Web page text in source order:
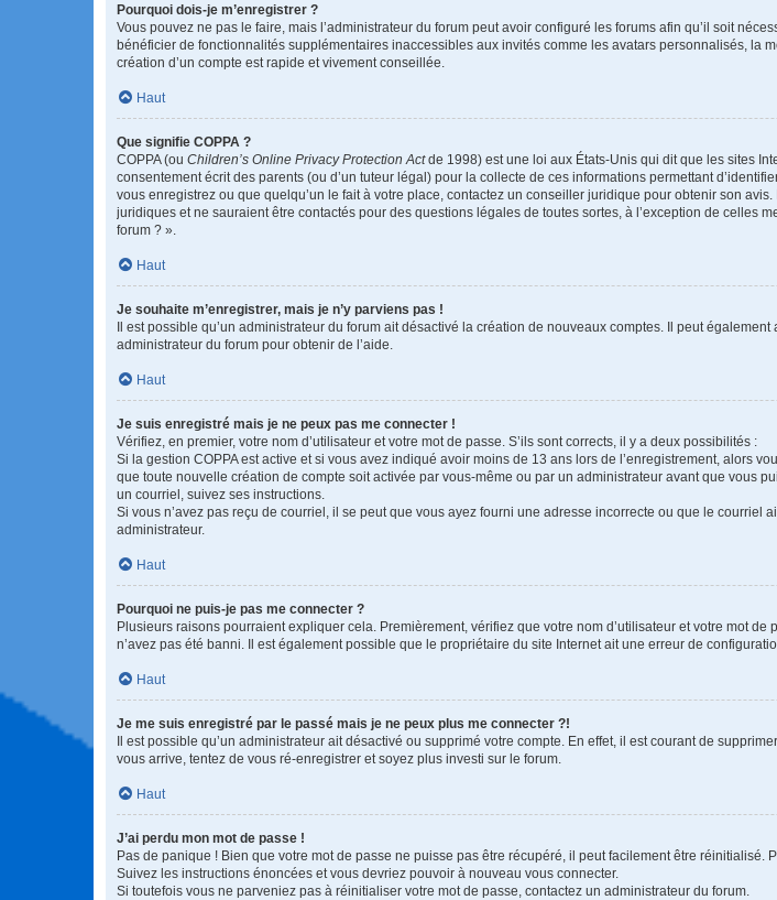
Pourquoi dois-je m’enregistrer ?
Vous pouvez ne pas le faire, mais l’administrateur du forum peut avoir configuré les forums afin qu’il soit
bénéficier de fonctionnalités supplémentaires inaccessibles aux invités comme les avatars personnalisés, la
création d’un compte est rapide et vivement conseillée.
Haut
Que signifie COPPA ?
COPPA (ou Children’s Online Privacy Protection Actde 1998) est une loi aux États-Unis qui dit que les sites
consentement écrit des parents (ou d’un tuteur légal) pour la collecte de ces informations permettant
vous enregistrez ou que quelqu’un le fait à votre place, contactez un conseiller juridique pour obtenir son
juridiques et ne sauraient être contactés pour des questions légales de toutes sortes, à l’exception de
forum ? ».
Haut
Je souhaite m’enregistrer, mais je n’y parviens pas !
Il est possible qu’un administrateur du forum ait désactivé la création de nouveaux comptes. Il peut
administrateur du forum pour obtenir de l’aide.
Haut
Je suis enregistré mais je ne peux pas me connecter !
Vérifiez, en premier, votre nom d’utilisateur et votre mot de passe. S’ils sont corrects, il y a deux possibilités :
Si la gestion COPPA est active et si vous avez indiqué avoir moins de 13 ans lors de l’enregistrement, alors
que toute nouvelle création de compte soit activée par vous-même ou par un administrateur avant que vous
un courriel, suivez ses instructions.
Si vous n’avez pas reçu de courriel, il se peut que vous ayez fourni une adresse incorrecte ou que le courriel
administrateur.
Haut
Pourquoi ne puis-je pas me connecter ?
Plusieurs raisons pourraient expliquer cela. Premièrement, vérifiez que votre nom d’utilisateur et votre mot
n’avez pas été banni. Il est également possible que le propriétaire du site Internet ait une erreur de
Haut
Je me suis enregistré par le passé mais je ne peux plus me connecter ?!
Il est possible qu’un administrateur ait désactivé ou supprimé votre compte. En effet, il est courant de
vous arrive, tentez de vous ré-enregistrer et soyez plus investi sur le forum.
Haut
J’ai perdu mon mot de passe !
Pas de panique ! Bien que votre mot de passe ne puisse pas être récupéré, il peut facilement être
Suivez les instructions énoncées et vous devriez pouvoir à nouveau vous connecter.
Si toutefois vous ne parveniez pas à réinitialiser votre mot de passe, contactez un administrateur du forum.